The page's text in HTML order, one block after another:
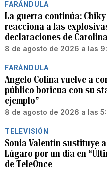
FARÁNDULA
La guerra continúa: Chiky
reacciona a las
declaraciones de
8 de agosto de 2026 a las
FARÁNDULA
Angelo Colina vuelve a
público boricua con su
ejemplo”
8 de agosto de 2026 a las
TELEVISIÓN
Sonia Valentín sustituye
Lúgaro por un día en
de TeleOnce